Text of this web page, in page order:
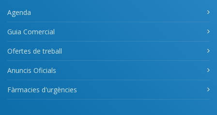
Agenda
Guia Comercial
Ofertes de treball
Anuncis Oficials
Fàrmacies d'urgències